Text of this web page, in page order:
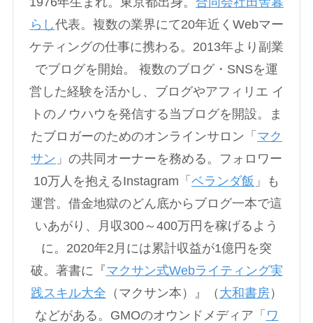
らし代表。複数の業界にて20年近くWebマー
ケティングの仕事に携わる。2013年より副業
でブログを開始。 複数のブログ・SNSを運
営した経験を活かし、ブログやアフィリエ イ
トのノウハウを発信する当ブログを開設。ま
たブロガーのためのオンラインサロン「 マク
サン 」の共同オーナーを務める。フォロワー
10万人を抱えるInstagram「 ベランダ飯 」も
運営。借金地獄のどん底からブログ一本で這
いあがり、月収300～400万円を稼げるよう
に。2020年2月には累計収益が1億円を突
破。著書に『マクサン式Webライティング実
践スキル大全 （マクサン本）』（ 大和書房）
などがある。GMOのオウンドメディア「 ワ